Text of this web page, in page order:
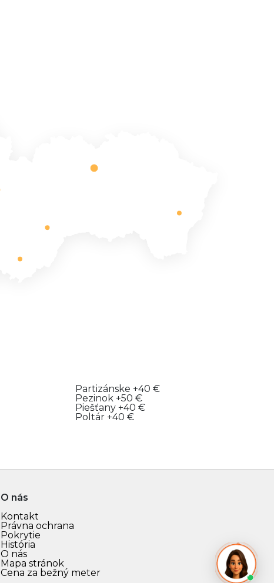
Partizánske +40 €
Pezinok +50 €
Piešťany +40 €
Poltár +40 €
O nás
Kontakt
Právna ochrana
Pokrytie
História
O nás
Mapa stránok
Cena za bežný meter